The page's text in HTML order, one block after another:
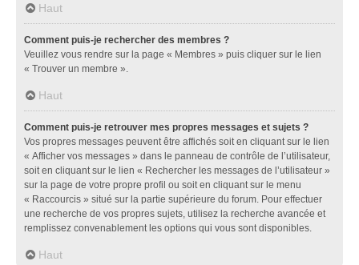
Haut
Comment puis-je rechercher des membres ?
Veuillez vous rendre sur la page « Membres » puis cliquer sur le lien
« Trouver un membre ».
Haut
Comment puis-je retrouver mes propres messages et sujets ?
Vos propres messages peuvent être affichés soit en cliquant sur le lien
« Afficher vos messages » dans le panneau de contrôle de l’utilisateur,
soit en cliquant sur le lien « Rechercher les messages de l’utilisateur »
sur la page de votre propre profil ou soit en cliquant sur le menu
« Raccourcis » situé sur la partie supérieure du forum. Pour effectuer
une recherche de vos propres sujets, utilisez la recherche avancée et
remplissez convenablement les options qui vous sont disponibles.
Haut